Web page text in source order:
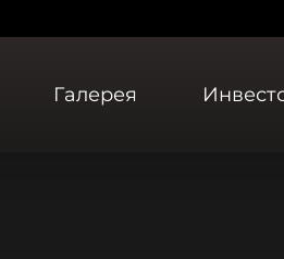
Галерея